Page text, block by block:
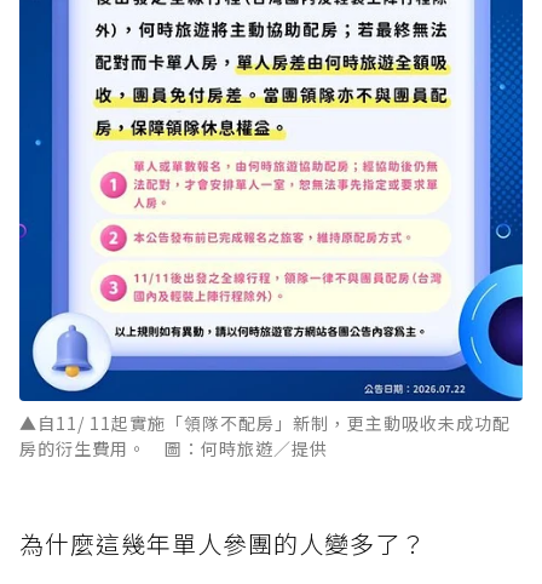
▲自11/ 11起實施「領隊不配房」新制，更主動吸收未成功配
房的衍生費用。 圖：何時旅遊／提供
為什麼這幾年單人參團的人變多了？